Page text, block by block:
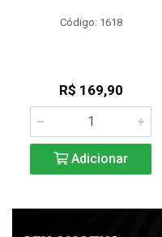
Código: 1618
R$ 169,90
Adicionar